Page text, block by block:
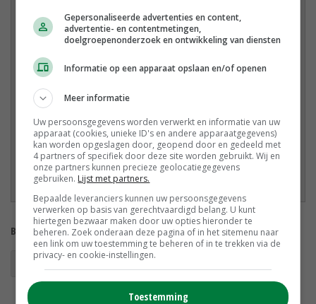
Flier runt samen met zijn vrouw Daniëlle zorgboerderij Genzon in het
Zuid-Limburgse Ulestraten. Ze staan voor de bouw van een nieuwe
zorgboerderij. Deze start na de zomer, 200 meter verderop. De
bedrijfsverplaatsing heeft zo’n twintig jaar geduurd, stelt Van der Flier. ‘We
hebben een van de laatste twee agrarische kavels gekregen. Nu zitten we
in het dorp. De gemeente Meerssen gedoogt onze boerderij met 175
Texelaar/Swifter-schapen.’ In de nieuwe zorgboerderij met zichtstal voor
de schapen kunnen twee groepen tegelijkertijd worden opgevangen. De
oude boerderij biedt mogelijkheden om woningen voor cliënten te
realiseren. ‘We kunnen eindelijk het levenswerk van mijn schoonouders
goed voortzetten. Zij begonnen zestien jaar geleden met de opvang van
verstandelijk beperkten.’
Bekijk meer over:
zorgboerderijen neventakken
Gepersonaliseerde advertenties en content,
advertentie- en contentmetingen,
doelgroepenonderzoek en ontwikkeling van diensten
Informatie op een apparaat opslaan en/of openen
Meer informatie
Uw persoonsgegevens worden verwerkt en informatie van uw
apparaat (cookies, unieke ID's en andere apparaatgegevens)
kan worden opgeslagen door, geopend door en gedeeld met
4 partners of specifiek door deze site worden gebruikt. Wij en
onze partners kunnen precieze geolocatiegegevens
gebruiken. Lijst met partners.
Bepaalde leveranciers kunnen uw persoonsgegevens
verwerken op basis van gerechtvaardigd belang. U kunt
hiertegen bezwaar maken door uw opties hieronder te
beheren. Zoek onderaan deze pagina of in het sitemenu naar
een link om uw toestemming te beheren of in te trekken via de
privacy- en cookie-instellingen.
Toestemming